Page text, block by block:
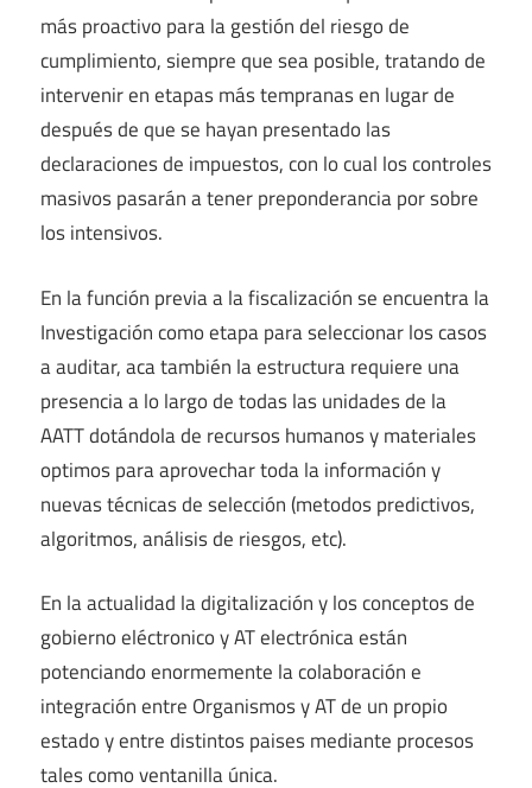
más proactivo para la gestión del riesgo de
cumplimiento, siempre que sea posible, tratando de
intervenir en etapas más tempranas en lugar de
después de que se hayan presentado las
declaraciones de impuestos, con lo cual los controles
masivos pasarán a tener preponderancia por sobre
los intensivos.
En la función previa a la fiscalización se encuentra la
Investigación como etapa para seleccionar los casos
a auditar, aca también la estructura requiere una
presencia a lo largo de todas las unidades de la
AATT dotándola de recursos humanos y materiales
optimos para aprovechar toda la información y
nuevas técnicas de selección (metodos predictivos,
algoritmos, análisis de riesgos, etc).
En la actualidad la digitalización y los conceptos de
gobierno eléctronico y AT electrónica están
potenciando enormemente la colaboración e
integración entre Organismos y AT de un propio
estado y entre distintos paises mediante procesos
tales como ventanilla única.